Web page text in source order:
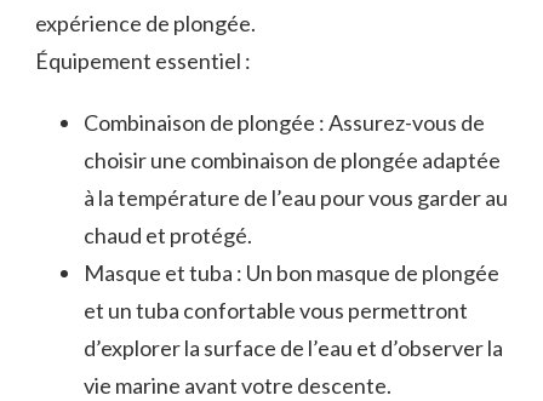
expérience ‌de plongée.
Équipement essentiel :
Combinaison de plongée : Assurez-vous de
choisir une combinaison de plongée adaptée⁣
à ⁤la température de l’eau pour vous garder au
chaud et ⁤protégé.
Masque et tuba : Un bon ‌masque de plongée
et ⁣un tuba confortable⁤ vous permettront
d’explorer la surface de l’eau et d’observer⁤ la
vie marine avant votre ⁣descente.